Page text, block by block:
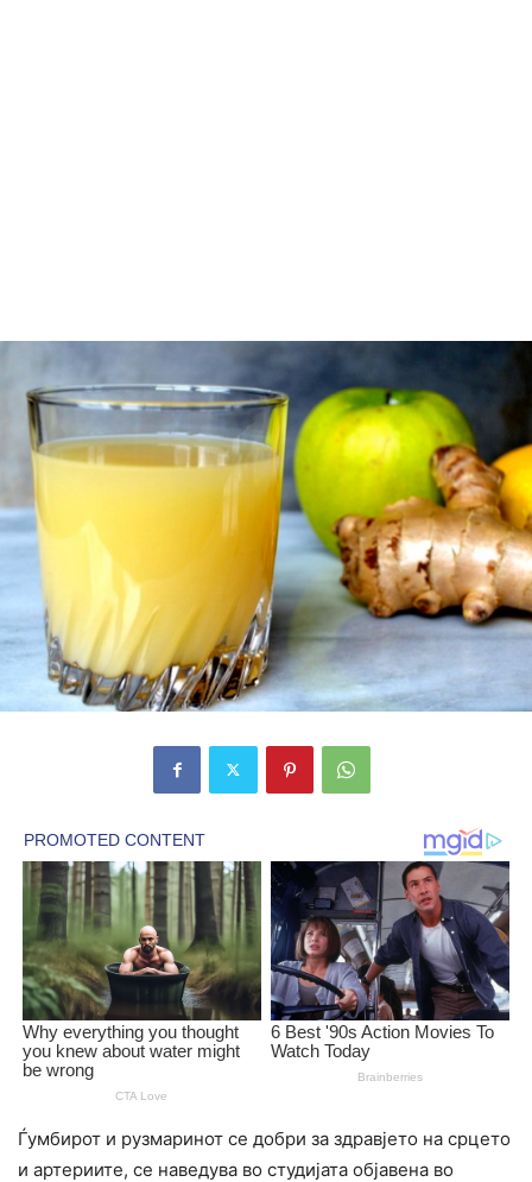
Ѓумбирот и рузмаринот се добри за здравјето на срцето
и артериите, се наведува во студијата објавена во